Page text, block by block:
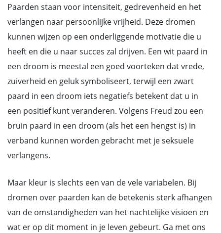
Paarden staan voor intensiteit, gedrevenheid en het
verlangen naar persoonlijke vrijheid. Deze dromen
kunnen wijzen op een onderliggende motivatie die u
heeft en die u naar succes zal drijven. Een wit paard in
een droom is meestal een goed voorteken dat vrede,
zuiverheid en geluk symboliseert, terwijl een zwart
paard in een droom iets negatiefs betekent dat u in
een positief kunt veranderen. Volgens Freud zou een
bruin paard in een droom (als het een hengst is) in
verband kunnen worden gebracht met je seksuele
verlangens.
Maar kleur is slechts een van de vele variabelen. Bij
dromen over paarden kan de betekenis sterk afhangen
van de omstandigheden van het nachtelijke visioen en
wat er op dit moment in je leven gebeurt. Ga met ons